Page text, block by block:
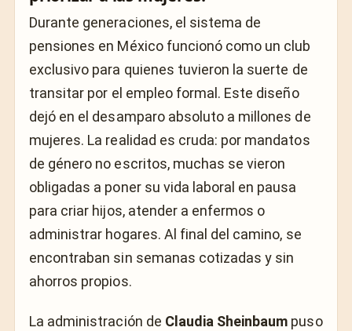
Durante generaciones, el sistema de
pensiones en México funcionó como un club
exclusivo para quienes tuvieron la suerte de
transitar por el empleo formal. Este diseño
dejó en el desamparo absoluto a millones de
mujeres. La realidad es cruda: por mandatos
de género no escritos, muchas se vieron
obligadas a poner su vida laboral en pausa
para criar hijos, atender a enfermos o
administrar hogares. Al final del camino, se
encontraban sin semanas cotizadas y sin
ahorros propios.
La administración de Claudia Sheinbaum puso